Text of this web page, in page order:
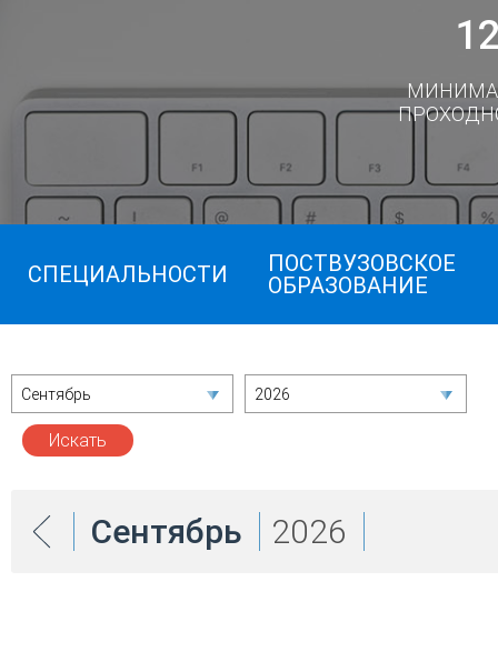
СПЕЦИАЛЬНОСТИ
ПОСТВУЗОВСКОЕ
ОБРАЗОВАНИЕ
Сентябрь 2026
Сентябрь 2026